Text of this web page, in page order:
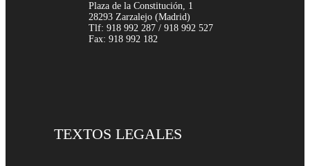
Plaza de la Constitución, 1
28293 Zarzalejo (Madrid)
Tlf: 918 992 287 / 918 992 527
Fax: 918 992 182
TEXTOS LEGALES